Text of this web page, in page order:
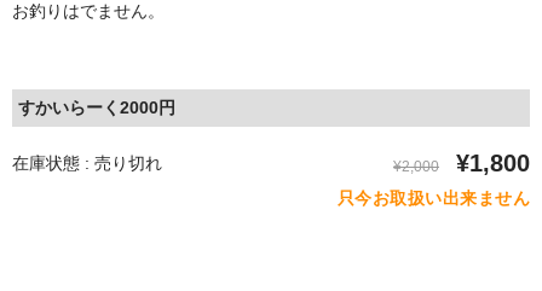
お釣りはでません。
すかいらーく2000円
在庫状態 : 売り切れ ¥2,000 ¥1,800
只今お取扱い出来ません